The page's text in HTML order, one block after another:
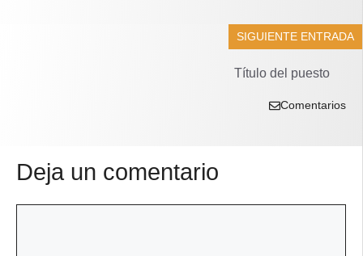
SIGUIENTE ENTRADA
Título del puesto
Comentarios
Deja un comentario